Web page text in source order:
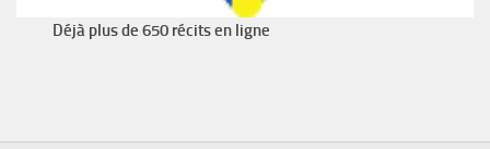
Déjà plus de 650 récits en ligne